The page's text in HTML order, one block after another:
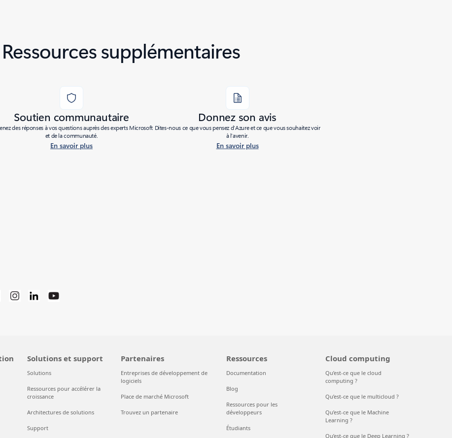
Ressources supplémentaires
Soutien communautaire
des réponses à vos questions auprès des experts Microsoft
et de la communauté.
En savoir plus
Donnez son avis
Dites-nous ce que vous pensez d’Azure et ce que vous souhaitez voir
à l’avenir.
En savoir plus
Solutions et support
Solutions
Ressources pour accélérer la
croissance
Architectures de solutions
Support
Partenaires
Entreprises de développement de
logiciels
Place de marché Microsoft
Trouvez un partenaire
Ressources
Documentation
Blog
Ressources pour les
développeurs
Étudiants
Cloud computing
Qu’est-ce que le cloud
computing ?
Qu’est-ce que le multicloud ?
Qu’est-ce que le Machine
Learning ?
Qu’est-ce que le Deep Learning ?